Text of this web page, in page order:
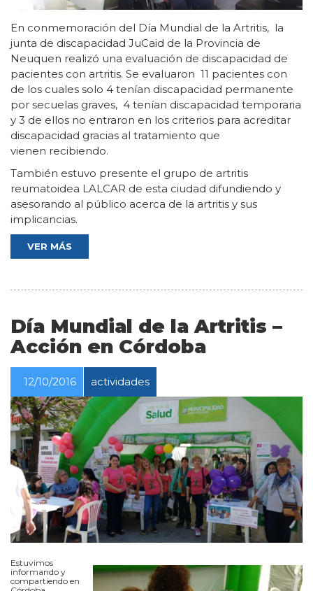
En conmemoración del Día Mundial de la Artritis, la
junta de discapacidad JuCaid de la Provincia de
Neuquen realizó una evaluación de discapacidad de
pacientes con artritis. Se evaluaron 11 pacientes con
de los cuales solo 4 tenían discapacidad permanente
por secuelas graves, 4 tenían discapacidad temporaria
y 3 de ellos no entraron en los criterios para acreditar
discapacidad gracias al tratamiento que
vienen recibiendo.
También estuvo presente el grupo de artritis
reumatoidea LALCAR de esta ciudad difundiendo y
asesorando al público acerca de la artritis y sus
implicancias.
VER MÁS
Día Mundial de la Artritis –
Acción en Córdoba
12/10/2016 actividades
Estuvimos
informando y
compartiendo en